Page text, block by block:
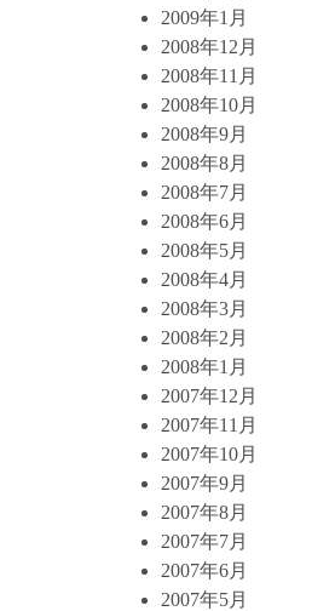
2009年1月
2008年12月
2008年11月
2008年10月
2008年9月
2008年8月
2008年7月
2008年6月
2008年5月
2008年4月
2008年3月
2008年2月
2008年1月
2007年12月
2007年11月
2007年10月
2007年9月
2007年8月
2007年7月
2007年6月
2007年5月